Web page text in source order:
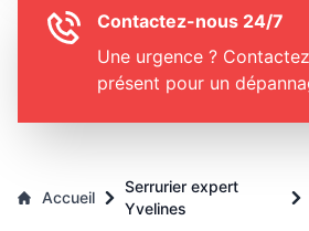
Contactez-nous 24/7
Une urgence ?
présent pour un
Accueil
Serrurier expert
Yvelines